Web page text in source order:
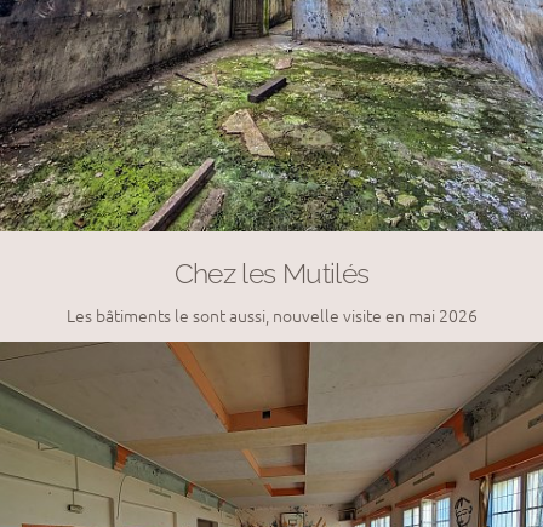
Chez les Mutilés
Les bâtiments le sont aussi, nouvelle visite en mai 2026